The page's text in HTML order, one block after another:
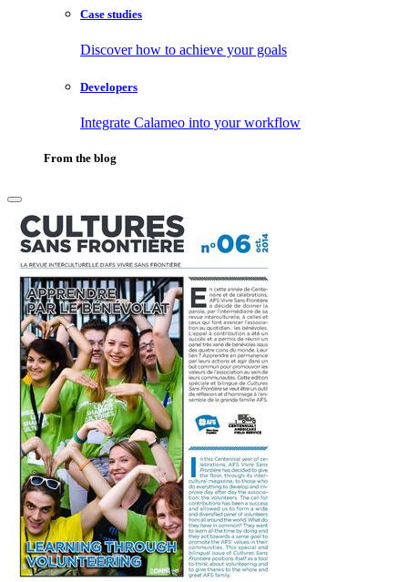
Case studies
Discover how to achieve your goals
Developers
Integrate Calameo into your workflow
From the blog